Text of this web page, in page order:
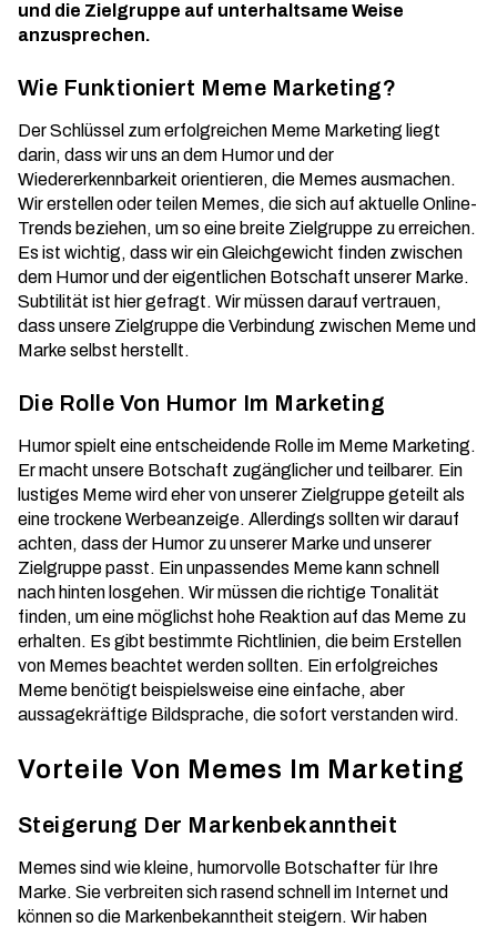
und die Zielgruppe auf unterhaltsame Weise
anzusprechen.
Wie Funktioniert Meme Marketing?
Der Schlüssel zum erfolgreichen Meme Marketing liegt
darin, dass wir uns an dem Humor und der
Wiedererkennbarkeit orientieren, die Memes ausmachen.
Wir erstellen oder teilen Memes, die sich auf aktuelle Online-
Trends beziehen, um so eine breite Zielgruppe zu erreichen.
Es ist wichtig, dass wir ein Gleichgewicht finden zwischen
dem Humor und der eigentlichen Botschaft unserer Marke.
Subtilität ist hier gefragt. Wir müssen darauf vertrauen,
dass unsere Zielgruppe die Verbindung zwischen Meme und
Marke selbst herstellt.
Die Rolle Von Humor Im Marketing
Humor spielt eine entscheidende Rolle im Meme Marketing.
Er macht unsere Botschaft zugänglicher und teilbarer. Ein
lustiges Meme wird eher von unserer Zielgruppe geteilt als
eine trockene Werbeanzeige. Allerdings sollten wir darauf
achten, dass der Humor zu unserer Marke und unserer
Zielgruppe passt. Ein unpassendes Meme kann schnell
nach hinten losgehen. Wir müssen dierichtige Tonalität
finden, um eine möglichst hohe Reaktion auf das Meme zu
erhalten. Es gibt bestimmte Richtlinien, die beim Erstellen
von Memes beachtet werden sollten. Ein erfolgreiches
Meme benötigt beispielsweise eine einfache, aber
aussagekräftige Bildsprache, die sofort verstanden wird.
Vorteile Von Memes Im Marketing
Steigerung Der Markenbekanntheit
Memes sind wie kleine, humorvolle Botschafter für Ihre
Marke. Sie verbreiten sich rasend schnell im Internet und
können so die Markenbekanntheit steigern. Wir haben